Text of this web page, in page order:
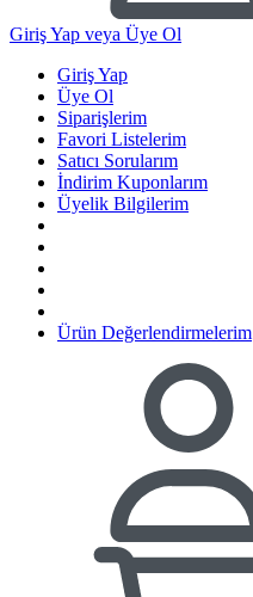
Giriş Yap veya Üye Ol
Giriş Yap
Üye Ol
Siparişlerim
Favori Listelerim
Satıcı Sorularım
İndirim Kuponlarım
Üyelik Bilgilerim
Ürün Değerlendirmelerim